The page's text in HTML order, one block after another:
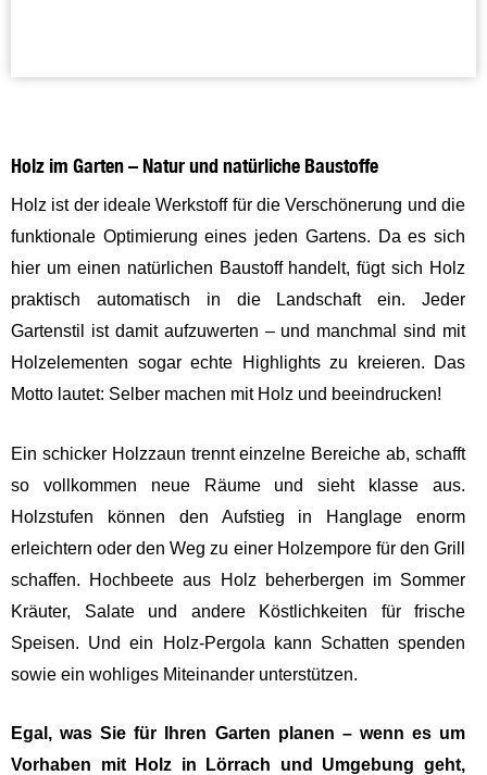
Holz im Garten – Natur und natürliche Baustoffe
Holz ist der ideale Werkstoff für die Verschönerung und die
funktionale Optimierung eines jeden Gartens. Da es sich
hier um einen natürlichen Baustoff handelt, fügt sich Holz
praktisch automatisch in die Landschaft ein. Jeder
Gartenstil ist damit aufzuwerten – und manchmal sind mit
Holzelementen sogar echte Highlights zu kreieren. Das
Motto lautet: Selber machen mit Holz und beeindrucken!
Ein schicker Holzzaun trennt einzelne Bereiche ab, schafft
so vollkommen neue Räume und sieht klasse aus.
Holzstufen können den Aufstieg in Hanglage enorm
erleichtern oder den Weg zu einer Holzempore für den Grill
schaffen. Hochbeete aus Holz beherbergen im Sommer
Kräuter, Salate und andere Köstlichkeiten für frische
Speisen. Und ein Holz-Pergola kann Schatten spenden
sowie ein wohliges Miteinander unterstützen.
Egal, was Sie für Ihren Garten planen – wenn es um
Vorhaben mit Holz in Lörrach und Umgebung geht,